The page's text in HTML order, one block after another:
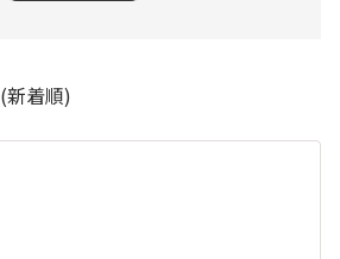
(新着順)